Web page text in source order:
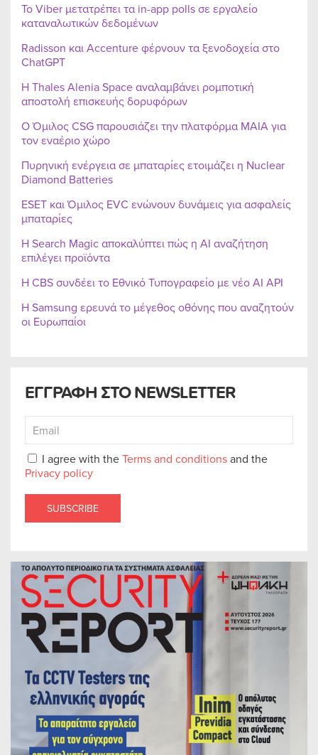
ΕΓΓΡΑΦΗ ΣΤΟ NEWSLETTER
I agree with theTerms and conditionsand the
Privacy policy
SUBSCRIBE
Το Viber μετατρέπει τα in-app polls σε εργαλείο
καταναλωτικών δεδομένων
Radisson και Accenture φέρνουν τα ξενοδοχεία στο
ChatGPT
Η Thales Alenia Space αναλαμβάνει ρομποτική
αποστολή επισκευής δορυφόρων
Ο Όμιλος CSG παρουσιάζει την πλατφόρμα MAIA για
τον εναέριο χώρο
Πυρηνική ενέργεια σε μπαταρίες ετοιμάζει η Nuclear
Diamond Batteries
ESET και Όμιλος EVC ενώνουν δυνάμεις για ασφαλείς
μπαταρίες
Η Search Magic αποκαλύπτει πώς η AI αναζήτηση
επιλέγει προϊόντα
Η CBS συνδέει το Εθνικό Τυπογραφείο με νέο AI API
Η Samsung ερευνά το μέγεθος οθόνης που αναζητούν
οι Ευρωπαίοι